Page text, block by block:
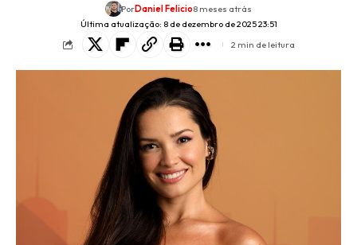
Última atualização: 8 de dezembro de 2025 23:51
PorDaniel Felicio8 meses atrás
2 min de leitura